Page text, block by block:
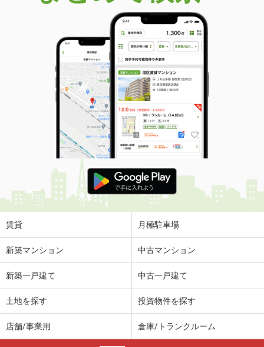
賃貸 月極駐車場
新築マンション 中古マンション
新築一戸建て 中古一戸建て
土地を探す 投資物件を探す
店舗/事業用 倉庫/トランクルーム